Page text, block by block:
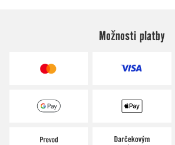
Možnosti platby